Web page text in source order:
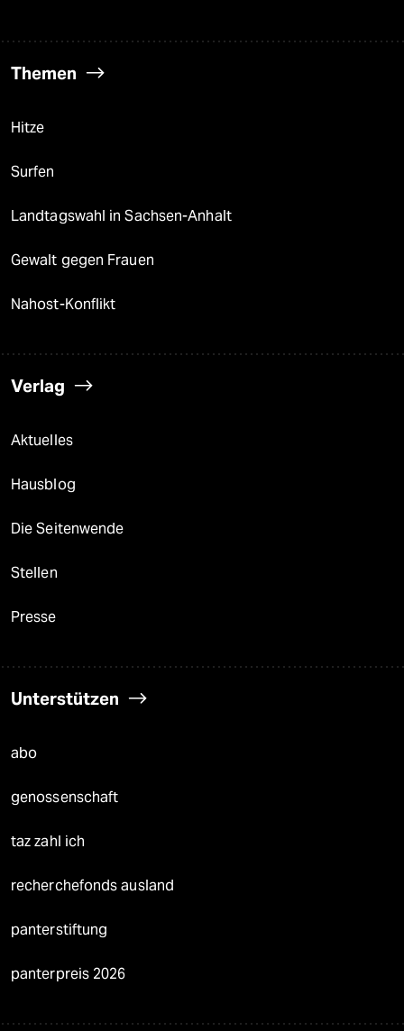
Themen
Hitze
Surfen
Landtagswahl in Sachsen-Anhalt
Gewalt gegen Frauen
Nahost-Konflikt
Verlag
Aktuelles
Hausblog
Die Seitenwende
Stellen
Presse
Unterstützen
abo
genossenschaft
taz zahl ich
recherchefonds ausland
panterstiftung
panterpreis 2026